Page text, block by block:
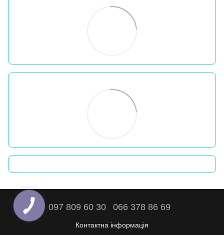
097 809 60 30 066 378 86 69
Контактна інформація